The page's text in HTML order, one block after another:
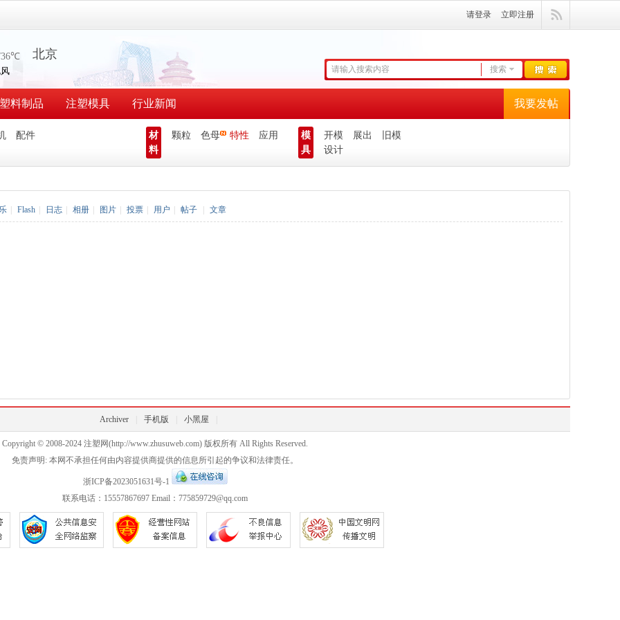
请登录 立即注册
搜索
塑料制品 注塑模具 行业新闻 我要发帖
配件
材
料
颗粒 色母 特性 应用
模
具
开模 展出
旧模
设计
Flash 日志 相册 图片 投票 用户 帖子 文章
Archiver 手机版 小黑屋
Copyright © 2008-2024 注塑网(http://www.zhusuweb.com) 版权所有 All Rights Reserved.
免责声明: 本网不承担任何由内容提供商提供的信息所引起的争议和法律责任。
浙ICP备2023051631号-1
联系电话：15557867697 Email：775859729@qq.com